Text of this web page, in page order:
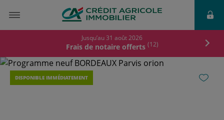
à partir de
488 000 €
Jusqu’au 31 août 2026
Frais de notaire offerts (12)
DISPONIBLE IMMÉDIATEMENT